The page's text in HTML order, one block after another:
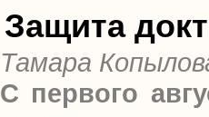
Защита
Тамара
С первого